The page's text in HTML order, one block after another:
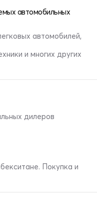
автомобильных
автомобилей,
и многих других
дилеров
Покупка и